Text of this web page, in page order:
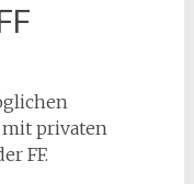
privaten
FF.